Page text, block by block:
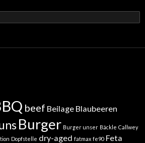
beef Beilage Blaubeeren
Burger Burger unser Bäckle Callwey
Dopfstelle dry-aged fatmax fe90 Feta